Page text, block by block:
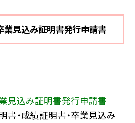
卒業見込み証明書発行申請書
業見込み証明書発行申請書
書・成績証明書・卒業見込み